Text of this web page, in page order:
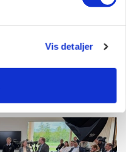
Vis detaljer